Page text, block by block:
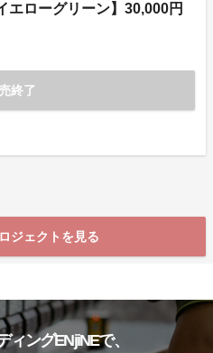
エローグリーン】30,000円
終了
ジェクトを見る
ングENjiNEで、